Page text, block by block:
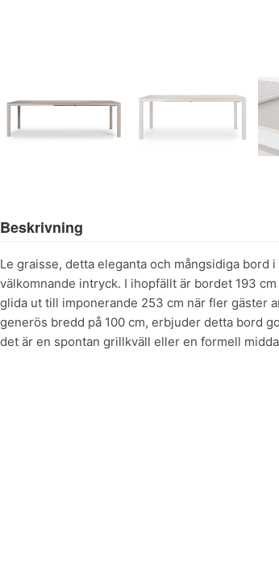
Beskrivning
Le graisse, detta eleganta och mångsidiga
välkomnande intryck. I ihopfällt är bordet 193
glida ut till imponerande 253 cm när fler gäster
generös bredd på 100 cm, erbjuder detta bord
det är en spontan grillkväll eller en formell